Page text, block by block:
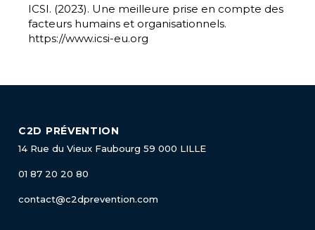
ICSI. (2023). Une meilleure prise en compte des
facteurs humains et organisationnels.
https://www.icsi-eu.org
C2D PRÉVENTION
14 Rue du Vieux Faubourg 59 000 LILLE
01 87 20 20 80
contact@c2dprevention.com